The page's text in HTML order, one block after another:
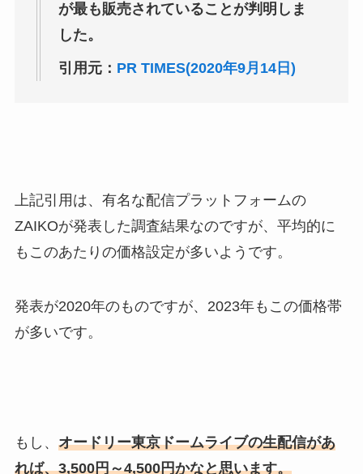
が最も販売されていることが判明しま
した。
引用元： PR TIMES(2020年9月14日)
上記引用は、有名な配信プラットフォームの
ZAIKOが発表した調査結果なのですが、平均的に
もこのあたりの価格設定が多いようです。
発表が2020年のものですが、2023年もこの価格帯
が多いです。
もし、 オードリー東京ドームライブの生配信があ
れば、3,500円～4,500円かなと思います。